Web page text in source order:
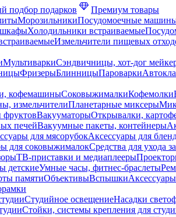
подбор подарков
Премиум товары
МорозильникиПосудомоечные
Холодильники встраиваемые
Измельчители пищевых
МультиваркиСэндвичницы, хот-дог
ФризерыБлинницыПароварки
кофемашиныСоковыжималкиКофемолки
измельчителиПланетарные миксеры
ВакууматорыОткрывалки,
печейВакуумные пакеты, контейнеры
для мясорубокАксессуары для
для соковыжималокСредства для ухода
ТВ-приставки и медиаплееры
детскиеУмные часы, фитнес-браслеты
памятиОбъективыВспышки
Студийное освещениеНасадки
Стойки, системы крепления для